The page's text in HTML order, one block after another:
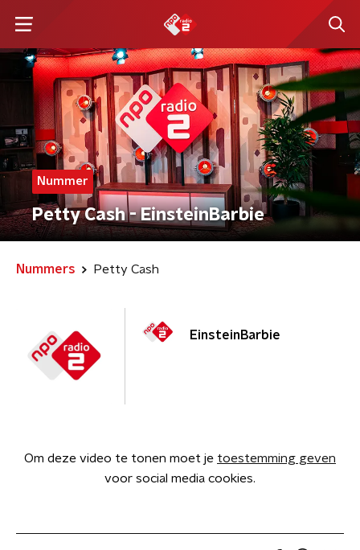
Nummer
Petty Cash - EinsteinBarbie
Nummers Petty Cash
EinsteinBarbie
Om deze video te tonen moet je toestemming geven
voor social media cookies.